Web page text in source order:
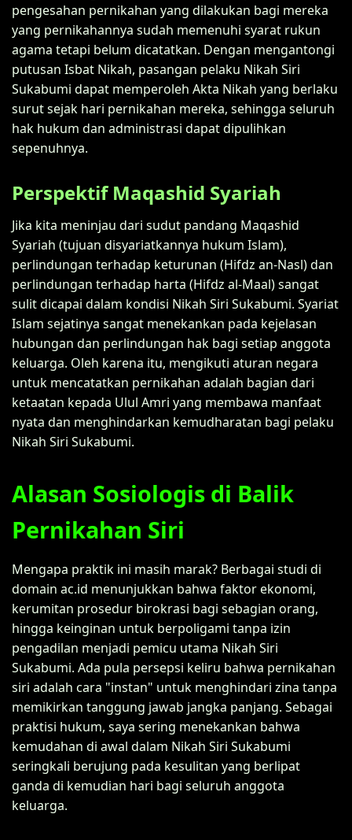
pengesahan pernikahan yang dilakukan bagi mereka
yang pernikahannya sudah memenuhi syarat rukun
agama tetapi belum dicatatkan. Dengan mengantongi
putusan Isbat Nikah, pasangan pelaku Nikah Siri
Sukabumi dapat memperoleh Akta Nikah yang berlaku
surut sejak hari pernikahan mereka, sehingga seluruh
hak hukum dan administrasi dapat dipulihkan
sepenuhnya.
Perspektif Maqashid Syariah
Jika kita meninjau dari sudut pandang Maqashid
Syariah (tujuan disyariatkannya hukum Islam),
perlindungan terhadap keturunan (Hifdz an-Nasl) dan
perlindungan terhadap harta (Hifdz al-Maal) sangat
sulit dicapai dalam kondisi Nikah Siri Sukabumi. Syariat
Islam sejatinya sangat menekankan pada kejelasan
hubungan dan perlindungan hak bagi setiap anggota
keluarga. Oleh karena itu, mengikuti aturan negara
untuk mencatatkan pernikahan adalah bagian dari
ketaatan kepada Ulul Amri yang membawa manfaat
nyata dan menghindarkan kemudharatan bagi pelaku
Nikah Siri Sukabumi.
Alasan Sosiologis di Balik
Pernikahan Siri
Mengapa praktik ini masih marak? Berbagai studi di
domain ac.id menunjukkan bahwa faktor ekonomi,
kerumitan prosedur birokrasi bagi sebagian orang,
hingga keinginan untuk berpoligami tanpa izin
pengadilan menjadi pemicu utama Nikah Siri
Sukabumi. Ada pula persepsi keliru bahwa pernikahan
siri adalah cara "instan" untuk menghindari zina tanpa
memikirkan tanggung jawab jangka panjang. Sebagai
praktisi hukum, saya sering menekankan bahwa
kemudahan di awal dalam Nikah Siri Sukabumi
seringkali berujung pada kesulitan yang berlipat
ganda di kemudian hari bagi seluruh anggota
keluarga.